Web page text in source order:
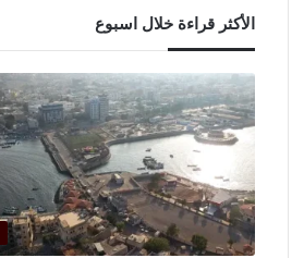
الأكثر قراءة خلال اسبوع